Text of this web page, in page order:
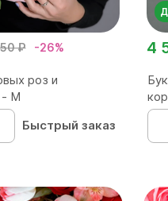
₽ -26%
роз и
- М
Быстрый заказ
4